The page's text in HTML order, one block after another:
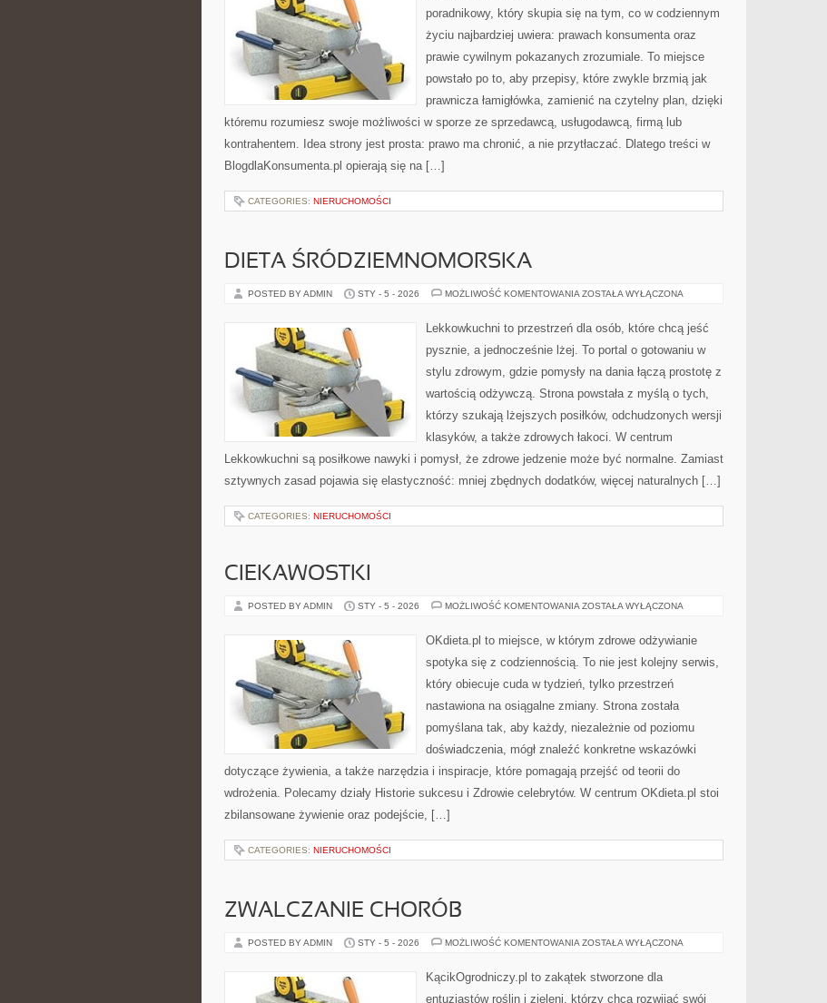
poradnikowy, który skupia się na tym, co w codziennym
życiu najbardziej uwiera: prawach konsumenta oraz
prawie cywilnym pokazanych zrozumiale. To miejsce
powstało po to, aby przepisy, które zwykle brzmią jak
prawnicza łamigłówka, zamienić na czytelny plan, dzięki
któremu rozumiesz swoje możliwości w sporze ze sprzedawcą, usługodawcą, firmą lub
kontrahentem. Idea strony jest prosta: prawo ma chronić, a nie przytłaczać. Dlatego treści w
BlogdlaKonsumenta.pl opierają się na […]
CATEGORIES: NIERUCHOMOŚCI
DIETA ŚRÓDZIEMNOMORSKA
POSTED BY ADMIN STY - 5 - 2026 MOŻLIWOŚĆ KOMENTOWANIA DIETA
ZOSTAŁA WYŁĄCZONA
Lekkowkuchni to przestrzeń dla osób, które chcą jeść
pysznie, a jednocześnie lżej. To portal o gotowaniu w
stylu zdrowym, gdzie pomysły na dania łączą prostotę z
wartością odżywczą. Strona powstała z myślą o tych,
którzy szukają lżejszych posiłków, odchudzonych wersji
klasyków, a także zdrowych łakoci. W centrum
Lekkowkuchni są posiłkowe nawyki i pomysł, że zdrowe jedzenie może być normalne. Zamiast
sztywnych zasad pojawia się elastyczność: mniej zbędnych dodatków, więcej naturalnych […]
CATEGORIES: NIERUCHOMOŚCI
CIEKAWOSTKI
POSTED BY ADMIN STY - 5 - 2026 MOŻLIWOŚĆ KOMENTOWANIA CIEKAWOSTKI
ZOSTAŁA WYŁĄCZONA
OKdieta.pl to miejsce, w którym zdrowe odżywianie
spotyka się z codziennością. To nie jest kolejny serwis,
który obiecuje cuda w tydzień, tylko przestrzeń
nastawiona na osiągalne zmiany. Strona została
pomyślana tak, aby każdy, niezależnie od poziomu
doświadczenia, mógł znaleźć konkretne wskazówki
dotyczące żywienia, a także narzędzia i inspiracje, które pomagają przejść od teorii do
wdrożenia. Polecamy działy Historie sukcesu i Zdrowie celebrytów. W centrum OKdieta.pl stoi
zbilansowane żywienie oraz podejście, […]
CATEGORIES: NIERUCHOMOŚCI
ZWALCZANIE CHORÓB
POSTED BY ADMIN STY - 5 - 2026 MOŻLIWOŚĆ KOMENTOWANIA ZWALCZANIE
ZOSTAŁA WYŁĄCZONA
KącikOgrodniczy.pl to zakątek stworzone dla
entuzjastów roślin i zieleni, którzy chcą rozwijać swój